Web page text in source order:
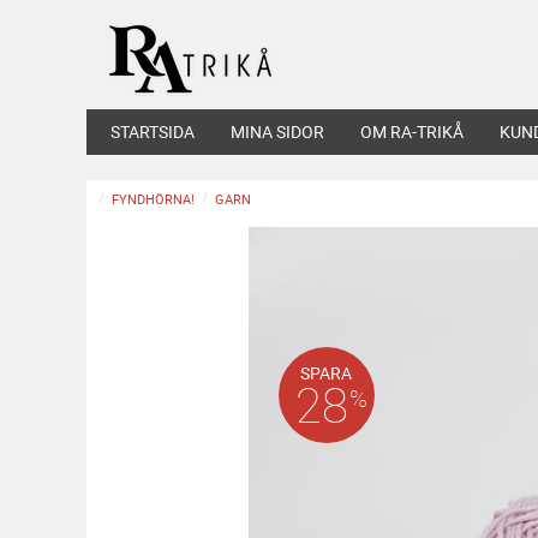
STARTSIDA MINA SIDOR OM RA-TRIKÅ
FYNDHÖRNA! GARN
SPARA
28%